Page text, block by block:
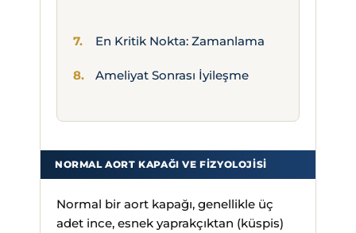
En Kritik Nokta: Zamanlama
Ameliyat Sonrası İyileşme
NORMAL AORT KAPAĞI VE FIZYOLOJISI
Normal bir aort kapağı, genellikle üç
adet ince, esnek yaprakçıktan (küspis)